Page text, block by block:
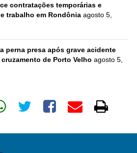
contratações temporárias e
trabalho em Rondônia agosto 5,
perna presa após grave acidente
de Porto Velho agosto 5,